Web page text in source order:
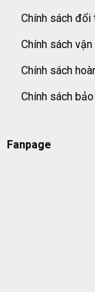
Chính sách đổi
Chính sách vận
Chính sách
Chính sách
Fanpage